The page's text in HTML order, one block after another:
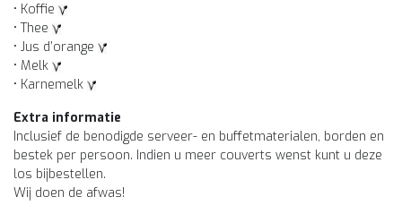
• Koffie
• Thee
• Jus d’orange
• Melk
• Karnemelk
Extra informatie
Inclusief de benodigde serveer- en buffetmaterialen, borden en
bestek per persoon. Indien u meer couverts wenst kunt u deze
los bijbestellen.
Wij doen de afwas!